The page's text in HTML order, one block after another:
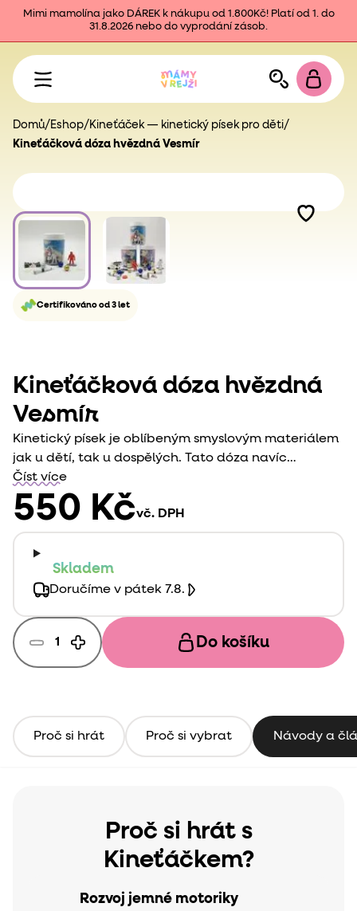
Mimi mamolína jako DÁREK k nákupu od 1.800Kč! Platí od 1. do
31.8.2026 nebo do vyprodání zásob.
Domů/ Eshop/ Kineťáček — kinetický písek pro děti/
Kineťáčková dóza hvězdná Vesmír
Certifikováno od 3 let
Kineťáčková dóza hvězdná
Vesmír
Kinetický písek je oblíbeným smyslovým materiálem
jak u dětí, tak u dospělých. Tato dóza navíc
obsahuje hračky, které dělají hru zajímavější.
Vesmírné téma je zajímavé především pro starší
děti, které baví poznávání světa.
Číst více
550 Kčvč. DPH
Skladem
Doručíme v pátek 7.8.
Do košíku
Proč si hrát Proč si vybrat Návody a
Proč si hrát s
Kineťáčkem?
Rozvoj jemné motoriky